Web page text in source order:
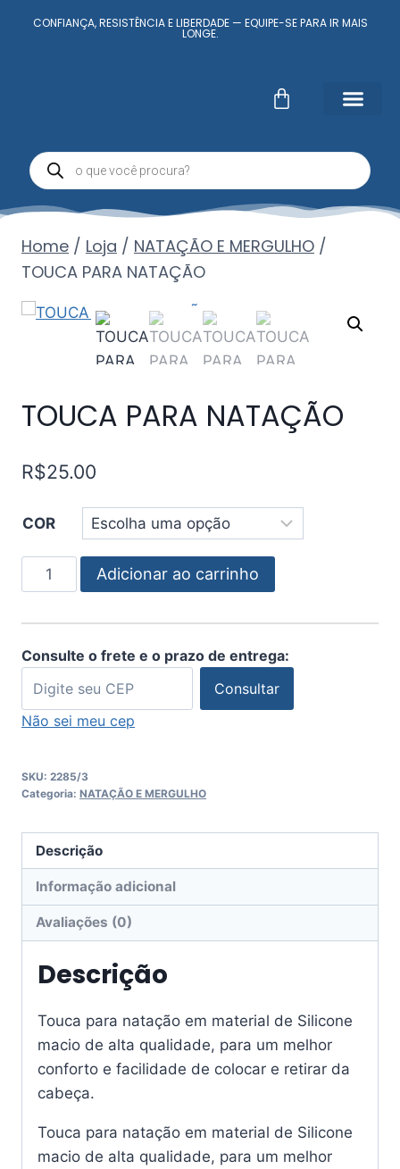
CONFIANÇA, RESISTÊNCIA E LIBERDADE — EQUIPE-SE PARA IR MAIS
LONGE.
Home / Loja / NATAÇÃO E MERGULHO /
TOUCA PARA NATAÇÃO
TOUCA PARA NATAÇÃO
R$25.00
COR
Adicionar ao carrinho
Consulte o frete e o prazo de entrega:
Consultar
Não sei meu cep
SKU: 2285/3
Categoria: NATAÇÃO E MERGULHO
Descrição
Informação adicional
Avaliações (0)
Descrição
Touca para natação em material de Silicone
macio de alta qualidade, para um melhor
conforto e facilidade de colocar e retirar da
cabeça.
Touca para natação em material de Silicone
macio de alta qualidade, para um melhor